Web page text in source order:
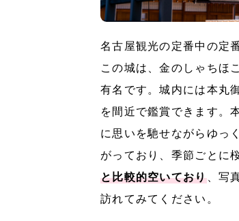
名古屋観光の定番中の定
この城は、金のしゃちほ
有名です。城内には本丸
を間近で鑑賞できます。
に思いを馳せながらゆっ
がっており、季節ごとに
と比較的空いており、写
訪れてみてください。